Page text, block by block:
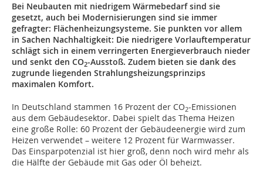
Bei Neubauten mit niedrigem Wärmebedarf sind sie
gesetzt, auch bei Modernisierungen sind sie immer
gefragter: Flächenheizungsysteme. Sie punkten vor allem
in Sachen Nachhaltigkeit: Die niedrigere Vorlauftemperatur
schlägt sich in einem verringerten Energieverbrauch nieder
und senkt den CO2-Ausstoß. Zudem bieten sie dank des
zugrunde liegenden Strahlungsheizungsprinzips
maximalen Komfort.
In Deutschland stammen 16 Prozent der CO2-Emissionen
aus dem Gebäudesektor. Dabei spielt das Thema Heizen
eine große Rolle: 60 Prozent der Gebäudeenergie wird zum
Heizen verwendet – weitere 12 Prozent für Warmwasser.
Das Einsparpotenzial ist hier groß, denn noch wird mehr als
die Hälfte der Gebäude mit Gas oder Öl beheizt.